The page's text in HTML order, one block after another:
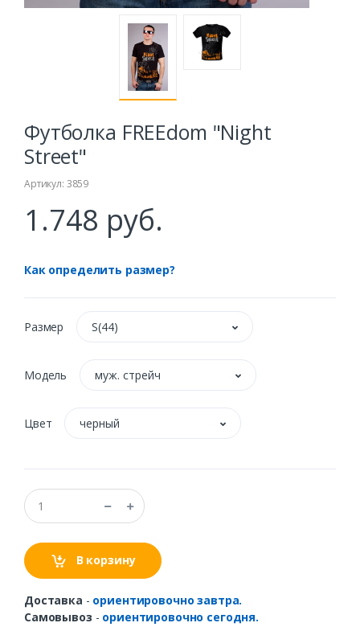
Футболка FREEdom "Night
Street"
Артикул: 3859
1.748 руб.
Как определить размер?
Размер S(44)
Модель муж. стрейч
Цвет черный
В корзину
Доставка - ориентировочно завтра.
Самовывоз - ориентировочно сегодня.